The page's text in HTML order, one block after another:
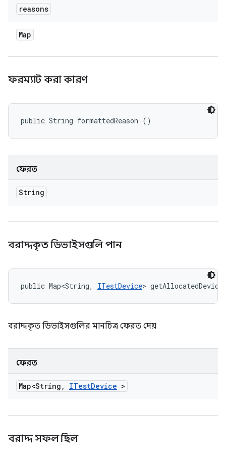
reasons
Map
ফরম্যাট করা কারণ
public String formattedReason ()
ফেরত
String
বরাদ্দকৃত ডিভাইসগুলি পান
public Map<String, ITestDevice>
বরাদ্দকৃত ডিভাইসগুলির মানচিত্র ফেরত দেয়
ফেরত
Map<String , ITestDevice >
বরাদ্দ সফল ছিল